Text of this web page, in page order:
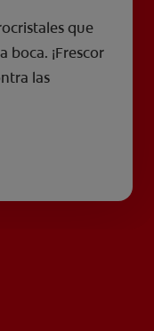
que
boca. ¡Frescor
las